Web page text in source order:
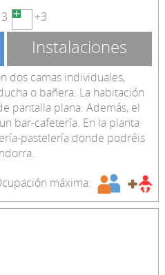
3 +3
Instalaciones
dos camas individuales,
o bañera. La habitación
pantalla plana. Además, el
bar-cafetería. En la planta
pastelería donde podréis
máxima: